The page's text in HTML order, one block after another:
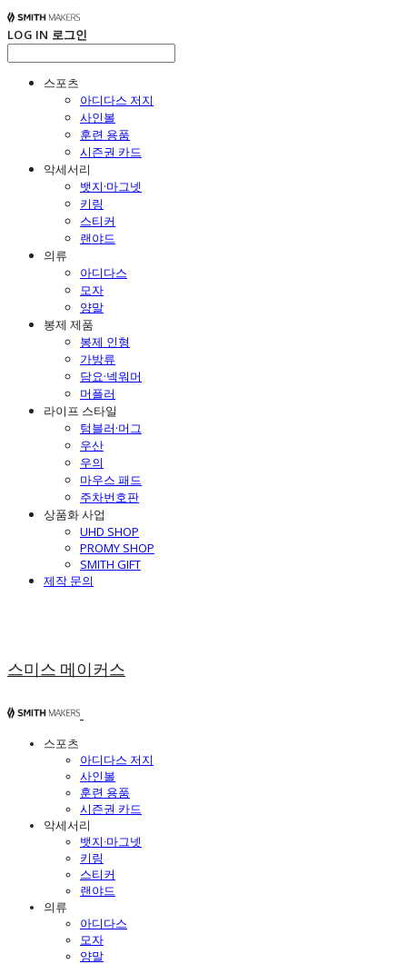
LOG IN 로그인
스포츠
아디다스 저지
사인볼
훈련 용품
시즌권 카드
악세서리
뱃지·마그넷
키링
스티커
랜야드
의류
아디다스
모자
양말
봉제 제품
봉제 인형
가방류
담요·넥워머
머플러
라이프 스타일
텀블러·머그
우산
우의
마우스 패드
주차번호판
상품화 사업
UHD SHOP
PROMY SHOP
SMITH GIFT
제작 문의
스미스 메이커스
스포츠
아디다스 저지
사인볼
훈련 용품
시즌권 카드
악세서리
뱃지·마그넷
키링
스티커
랜야드
의류
아디다스
모자
양말